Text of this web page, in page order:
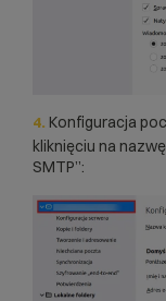
4. Konfiguracja
kliknięciu na
SMTP”: